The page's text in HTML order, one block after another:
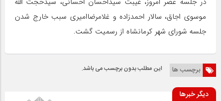
موسوی اجاق، سالار احمدزاده و غلامرضاامیری سبب خارج شدن
جلسه شورای شهر کرمانشاه از رسمیت گشت.
برچسب ها این مطلب بدون برچسب می باشد.
دیگر خبرها